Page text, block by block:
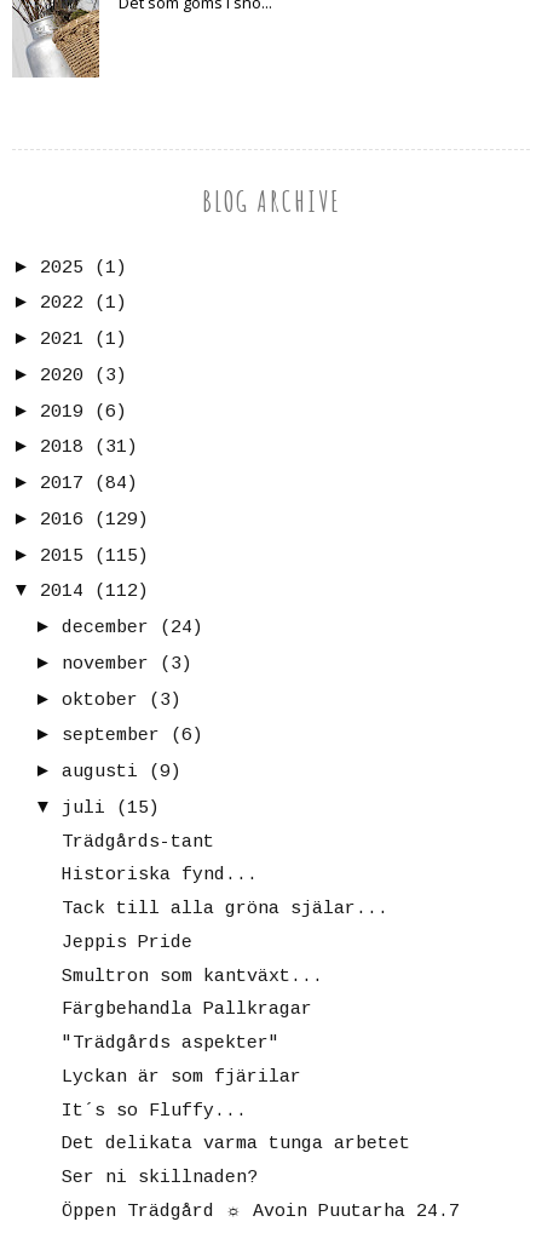
BLOG ARCHIVE
► 2025
(1)
► 2022
(1)
► 2021
(1)
► 2020
(3)
► 2019
(6)
► 2018
(31)
► 2017
(84)
► 2016
(129)
► 2015
(115)
▼
2014
(112)
► december
(24)
► november
(3)
► oktober
(3)
► september
(6)
► augusti
(9)
▼
juli
(15)
Trädgårds-tant
Historiska fynd...
Tack till alla gröna själar...
Jeppis Pride
Smultron som kantväxt...
Färgbehandla Pallkragar
"Trädgårds aspekter"
Lyckan är som fjärilar
It´s so Fluffy...
Det delikata varma tunga arbetet
Ser ni skillnaden?
Öppen Trädgård ☼ Avoin Puutarha 24.7